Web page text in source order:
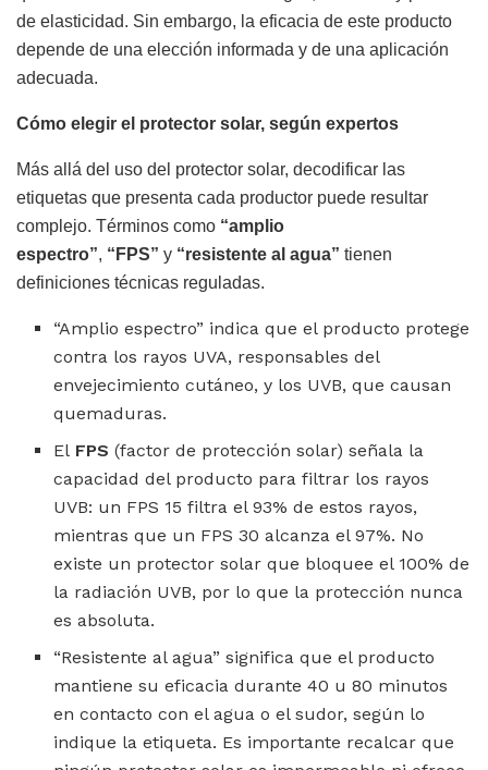
de elasticidad. Sin embargo, la eficacia de este producto
depende de una elección informada y de una aplicación
adecuada.
Cómo elegir el protector solar, según expertos
Más allá del uso del protector solar, decodificar las
etiquetas que presenta cada productor puede resultar
complejo. Términos como “amplio
espectro”, “FPS” y “resistente al agua” tienen
definiciones técnicas reguladas.
“Amplio espectro” indica que el producto protege
contra los rayos UVA, responsables del
envejecimiento cutáneo, y los UVB, que causan
quemaduras.
El FPS (factor de protección solar) señala la
capacidad del producto para filtrar los rayos
UVB: un FPS 15 filtra el 93% de estos rayos,
mientras que un FPS 30 alcanza el 97%. No
existe un protector solar que bloquee el 100% de
la radiación UVB, por lo que la protección nunca
es absoluta.
“Resistente al agua” significa que el producto
mantiene su eficacia durante 40 u 80 minutos
en contacto con el agua o el sudor, según lo
indique la etiqueta. Es importante recalcar que